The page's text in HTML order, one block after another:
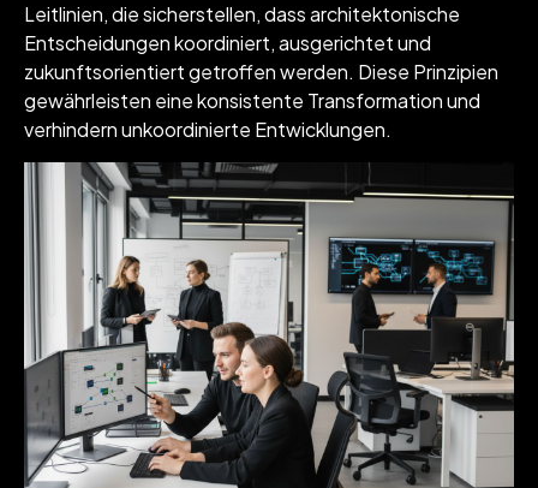
Leitlinien, die sicherstellen, dass architektonische
Entscheidungen koordiniert, ausgerichtet und
zukunftsorientiert getroffen werden. Diese Prinzipien
gewährleisten eine konsistente Transformation und
verhindern unkoordinierte Entwicklungen.